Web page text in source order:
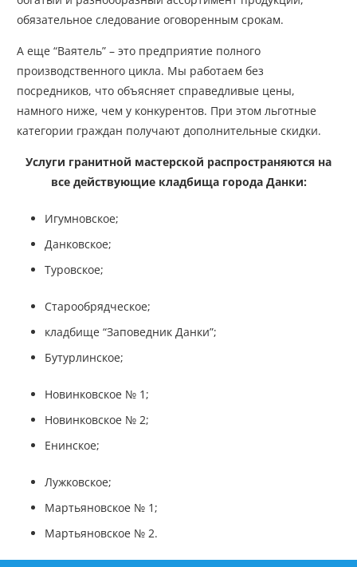
обязательное следование оговоренным срокам.
А еще “Ваятель” – это предприятие полного
производственного цикла. Мы работаем без
посредников, что объясняет справедливые цены,
намного ниже, чем у конкурентов. При этом льготные
категории граждан получают дополнительные скидки.
Услуги гранитной мастерской распространяются на
все действующие кладбища города Данки:
Игумновское;
Данковское;
Туровское;
Старообрядческое;
кладбище “Заповедник Данки”;
Бутурлинское;
Новинковское № 1;
Новинковское № 2;
Енинское;
Лужковское;
Мартьяновское № 1;
Мартьяновское № 2.